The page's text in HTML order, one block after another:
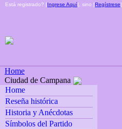
Está registrado? [Ingrese Aquí], sino [Regístrese]
Home
Ciudad de Campana
Home
Reseña histórica
Historia y Anécdotas
Símbolos del Partido